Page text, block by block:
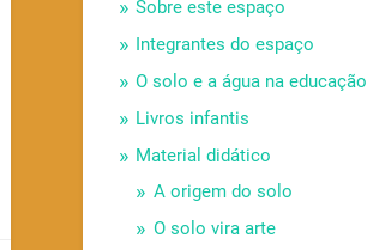
Sobre este espaço
Integrantes do espaço
O solo e a água na educação
Livros infantis
Material didático
A origem do solo
O solo vira arte